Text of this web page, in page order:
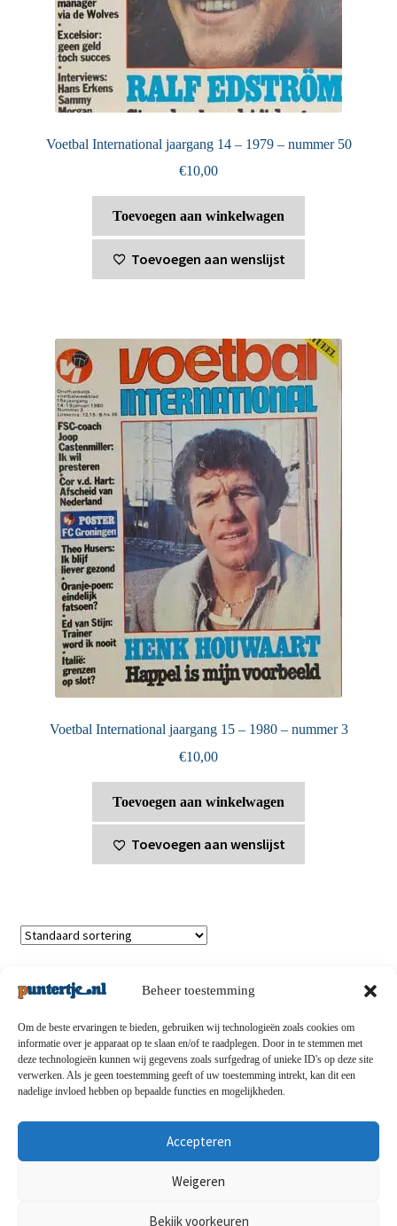
Beheer toestemming
Om de beste ervaringen te bieden, gebruiken wij technologieën zoals cookies om
informatie over je apparaat op te slaan en/of te raadplegen. Door in te stemmen met
deze technologieën kunnen wij gegevens zoals surfgedrag of unieke ID's op deze site
verwerken. Als je geen toestemming geeft of uw toestemming intrekt, kan dit een
nadelige invloed hebben op bepaalde functies en mogelijkheden.
Accepteren
Weigeren
Bekijk voorkeuren
Voetbal International jaargang 14 – 1979 – nummer 50
€10,00
Toevoegen aan winkelwagen
Toevoegen aan wenslijst
Voetbal International jaargang 15 – 1980 – nummer 3
€10,00
Toevoegen aan winkelwagen
Toevoegen aan wenslijst
Privacybeleid-Verzending en retouren-Algemene
voorwaarden-Disclaimert-Betaalmethoden-Over ons